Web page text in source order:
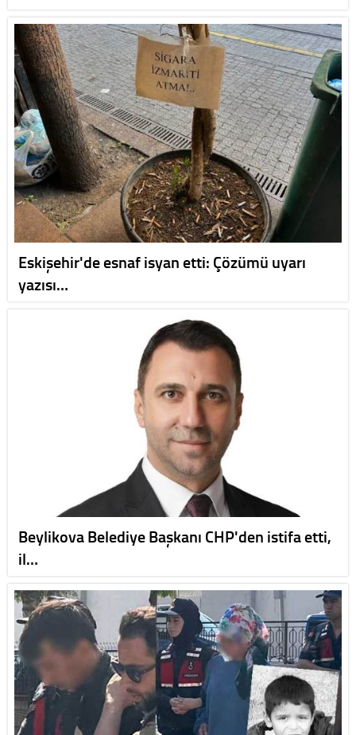
Eskişehir'de esnaf isyan etti: Çözümü uyarı
yazısı…
Beylikova Belediye Başkanı CHP'den istifa etti,
il…